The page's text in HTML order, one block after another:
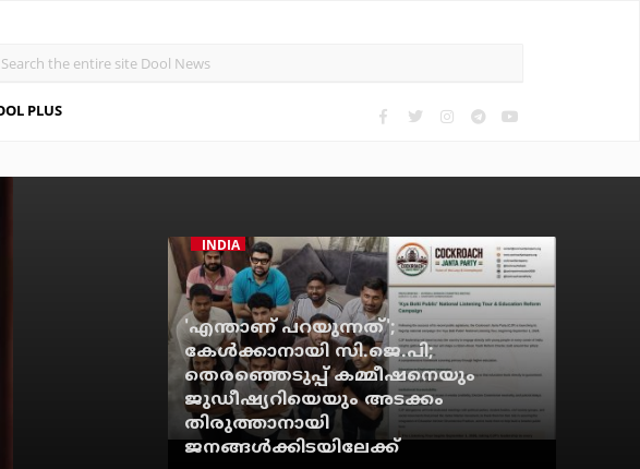
PLUS
INDIA
'എന്താണ് പറയുന്നത്';
കേള്‍ക്കാനായി സി.ജെ.പി;
തെരഞ്ഞെടുപ്പ് കമ്മീഷനെയും
ജുഡീഷ്യറിയെയും അടക്കം
തിരുത്താനായി
ജനങ്ങള്‍ക്കിടയിലേക്ക്